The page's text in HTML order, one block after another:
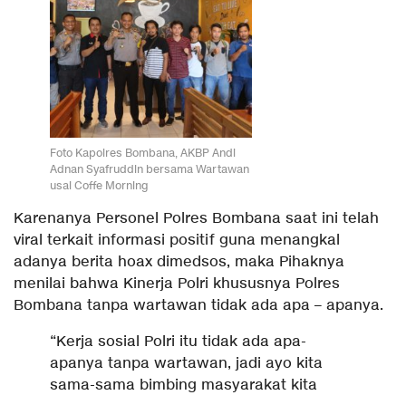
Foto Kapolres Bombana, AKBP Andi
Adnan Syafruddin bersama Wartawan
usai Coffe Morning
Karenanya Personel Polres Bombana saat ini telah
viral terkait informasi positif guna menangkal
adanya berita hoax dimedsos, maka Pihaknya
menilai bahwa Kinerja Polri khususnya Polres
Bombana tanpa wartawan tidak ada apa – apanya.
“Kerja sosial Polri itu tidak ada apa-
apanya tanpa wartawan, jadi ayo kita
sama-sama bimbing masyarakat kita